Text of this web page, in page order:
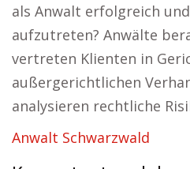
als Anwalt erfolgreich
aufzutreten? Anwälte
vertreten Klienten in
außergerichtlichen
analysieren rechtliche
Anwalt Schwarzwald